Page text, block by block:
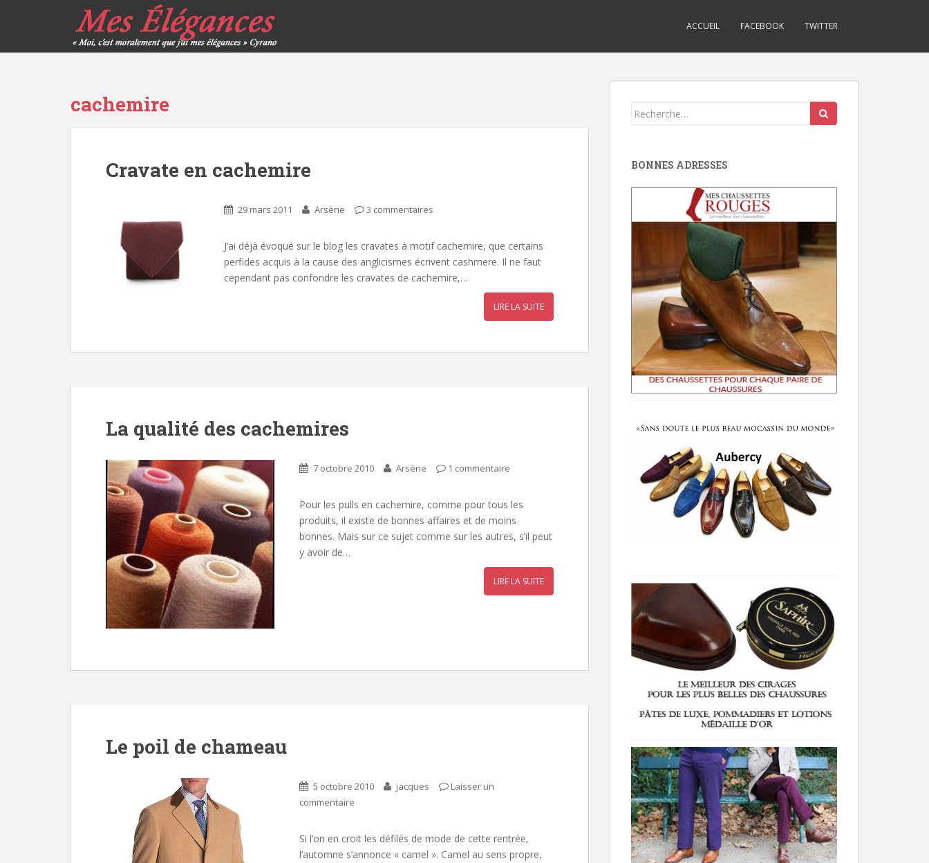
ACCUEIL FACEBOOK TWITTER
cachemire
Cravate en cachemire
29 mars 2011 Arsène 3 commentaires
J’ai déjà évoqué sur le blog les cravates à motif cachemire, que certains
perfides acquis à la cause des anglicismes écrivent cashmere. Il ne faut
cependant pas confondre les cravates de cachemire,…
LIRE LA SUITE
La qualité des cachemires
7 octobre 2010 Arsène 1 commentaire
Pour les pulls en cachemire, comme pour tous les
produits, il existe de bonnes affaires et de moins
bonnes. Mais sur ce sujet comme sur les autres, s’il peut
y avoir de…
LIRE LA SUITE
Le poil de chameau
5 octobre 2010 jacques
Laisser un
commentaire
Si l’on en croit les défilés de mode de cette rentrée,
l’automne s’annonce « camel ». Camel au sens propre,
Search
BONNES ADRESSES